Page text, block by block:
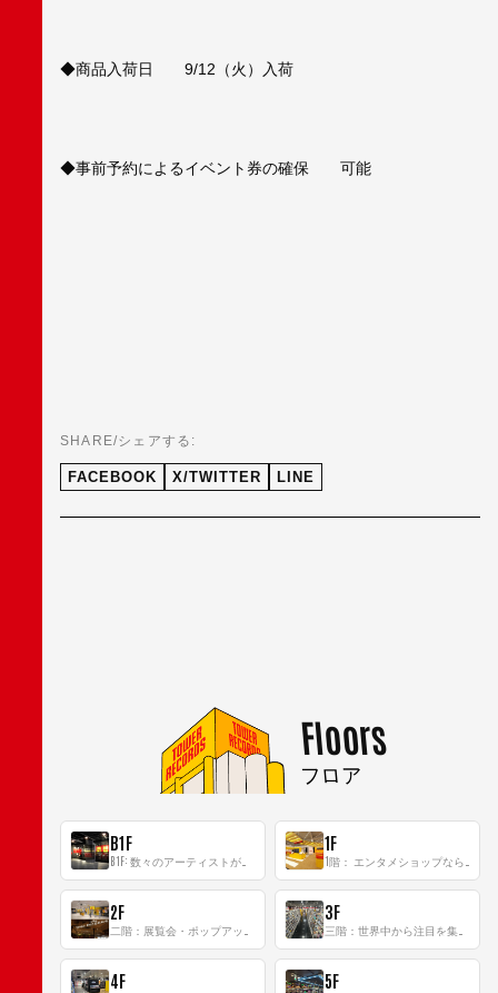
◆商品入荷日 9/12（火）入荷
◆事前予約によるイベント券の確保 可能
SHARE/シェアする:
FACEBOOK X/TWITTER LINE
Floors
フロア
B1F 1F
2F 3F
4F 5F